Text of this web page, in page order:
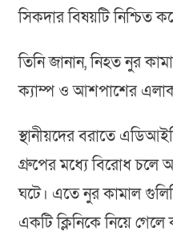
সিকদার বিষয়টি নিশ্চিত
তিনি জানান, নিহত নুর
ক্যাম্প ও আশপাশের
স্থানীয়দের বরাতে
গ্রুপের মধ্যে বিরোধ চলে
ঘটে। এতে নুর কামাল
একটি ক্লিনিকে নিয়ে